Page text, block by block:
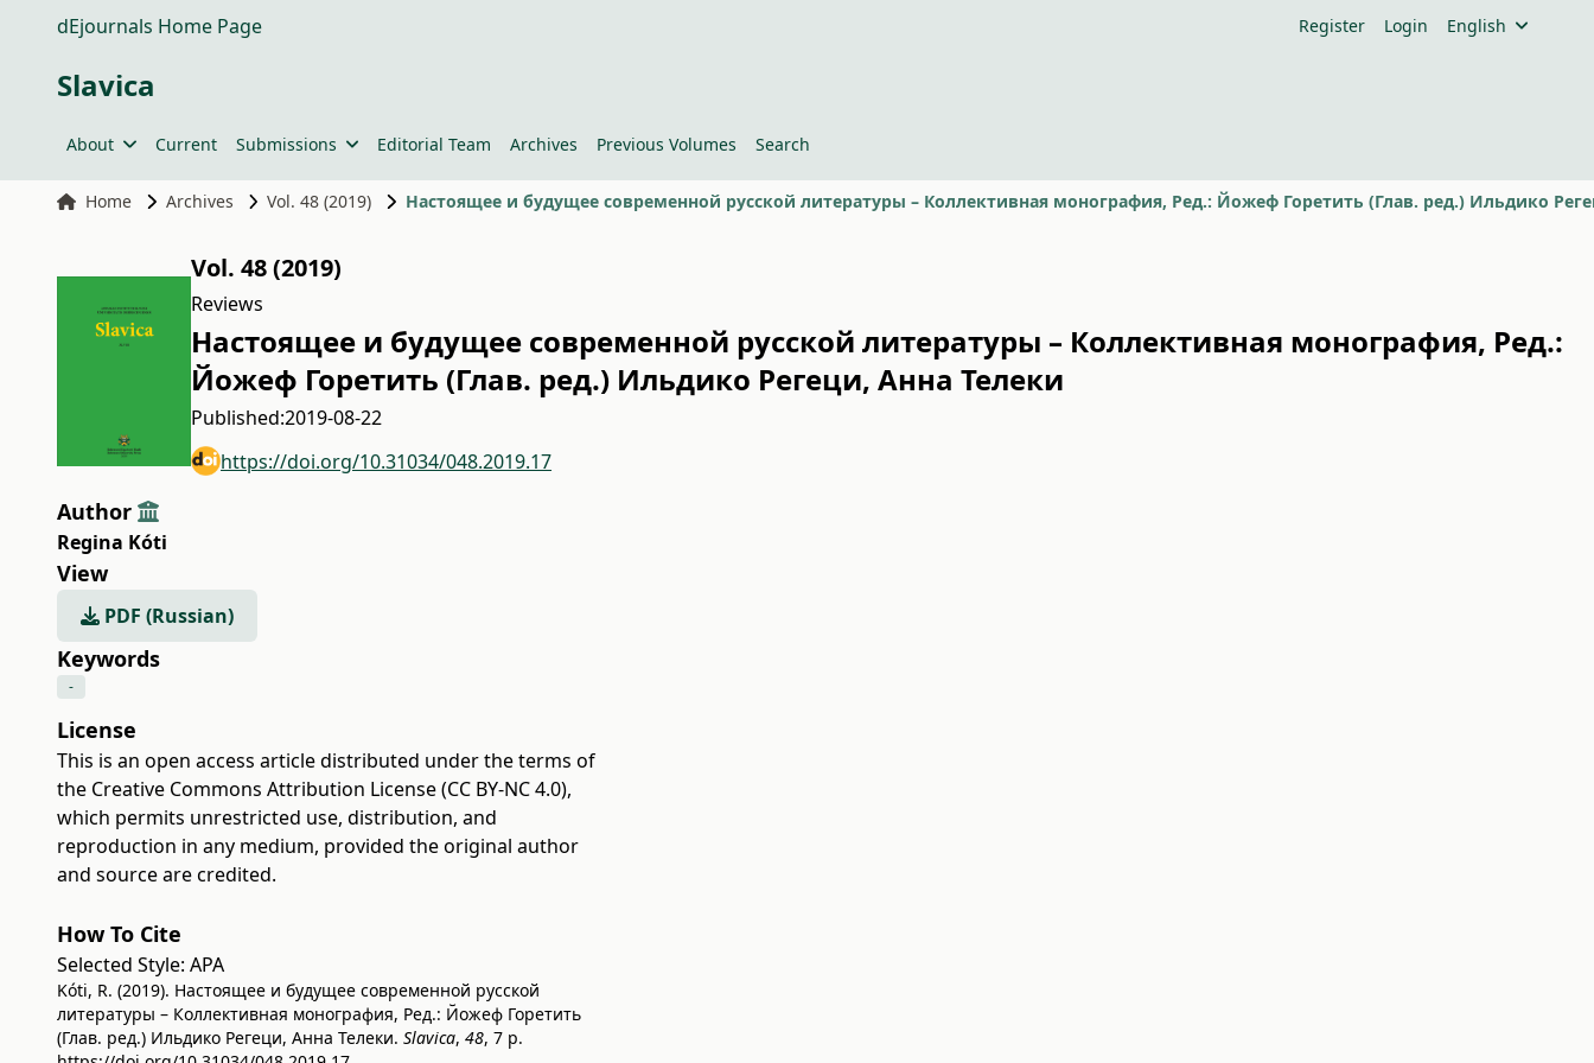
dEjournals Home Page Register Login English
Slavica
About Current Submissions Editorial Team Archives Previous Volumes Search
Home Archives Vol. 48 (2019)
Vol. 48 (2019)
Reviews
Настоящее и будущее современной русской литературы – Коллективная монография, Ред.:
Йожеф Горетить (Глав. ред.) Ильдико Регеци, Анна Телеки
Published:2019-08-22
https://doi.org/10.31034/048.2019.17
Author
Regina Kóti
View
PDF (Russian)
Keywords
-
License
This is an open access article distributed under the terms of
the Creative Commons Attribution License (CC BY-NC 4.0),
which permits unrestricted use, distribution, and
reproduction in any medium, provided the original author
and source are credited.
How To Cite
Selected Style: APA
Kóti, R. (2019). Настоящее и будущее современной русской
литературы – Коллективная монография, Ред.: Йожеф Горетить
(Глав. ред.) Ильдико Регеци, Анна Телеки. Slavica, 48, 7 p.